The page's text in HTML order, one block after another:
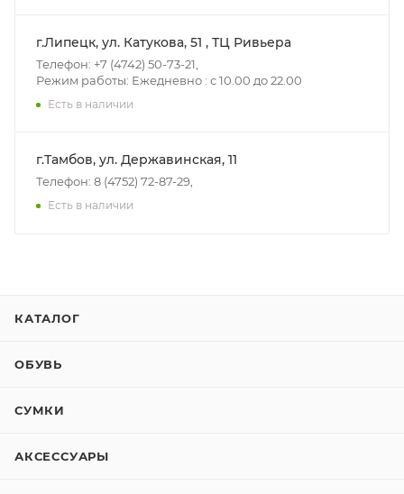
г.Липецк, ул. Катукова, 51 , ТЦ Ривьера
Телефон: +7 (4742) 50-73-21,
Режим работы: Ежедневно : с 10.00 до 22.00
Есть в наличии
г.Тамбов, ул. Державинская, 11
Телефон: 8 (4752) 72-87-29,
Есть в наличии
КАТАЛОГ
ОБУВЬ
СУМКИ
АКСЕССУАРЫ